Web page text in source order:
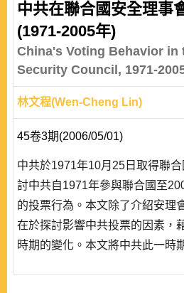
中共在聯合國安全理事
(1971-2005年)
China's Voting Behavior in
Security Council, 1971-
林文程(Wen-Cheng Lin)
45卷3期(2006/05/01)
中共於1971年10月25日取得聯
討中共自1971年參與聯合國至
的投票行為。本文除了介紹安理
在於探討影響中共投票的因素，
時期的變化。本文將中共此一時